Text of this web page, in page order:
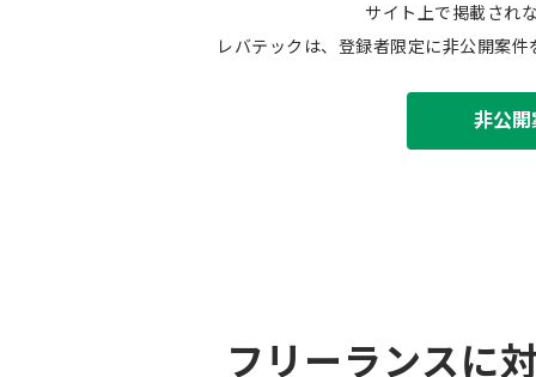
サイト上で掲載され
レバテックは、登録者限定に非公開案
非公
フリーランスに